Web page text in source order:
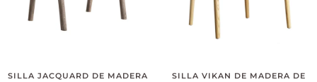
SILLA JACQUARD DE MADERA
SILLA VIKAN DE MADERA DE